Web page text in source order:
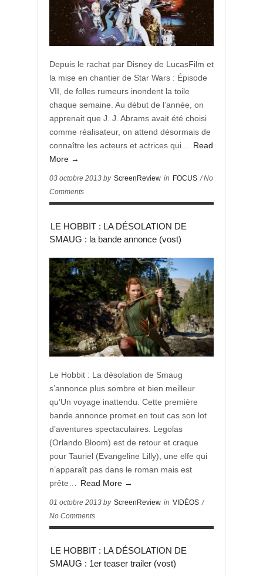
Depuis le rachat par Disney de LucasFilm et
la mise en chantier de Star Wars : Épisode
VII, de folles rumeurs inondent la toile
chaque semaine. Au début de l’année, on
apprenait que J. J. Abrams avait été choisi
comme réalisateur, on attend désormais de
connaître les acteurs et actrices qui…
Read
More →
03 octobre 2013 by ScreenReview in FOCUS / No
Comments
LE HOBBIT : LA DÉSOLATION DE
SMAUG : la bande annonce (vost)
Le Hobbit : La désolation de Smaug
s’annonce plus sombre et bien meilleur
qu’Un voyage inattendu. Cette première
bande annonce promet en tout cas son lot
d’aventures spectaculaires. Legolas
(Orlando Bloom) est de retour et craque
pour Tauriel (Evangeline Lilly), une elfe qui
n’apparaît pas dans le roman mais est
prête…
Read More →
01 octobre 2013 by ScreenReview in VIDÉOS /
No Comments
LE HOBBIT : LA DÉSOLATION DE
SMAUG : 1er teaser trailer (vost)